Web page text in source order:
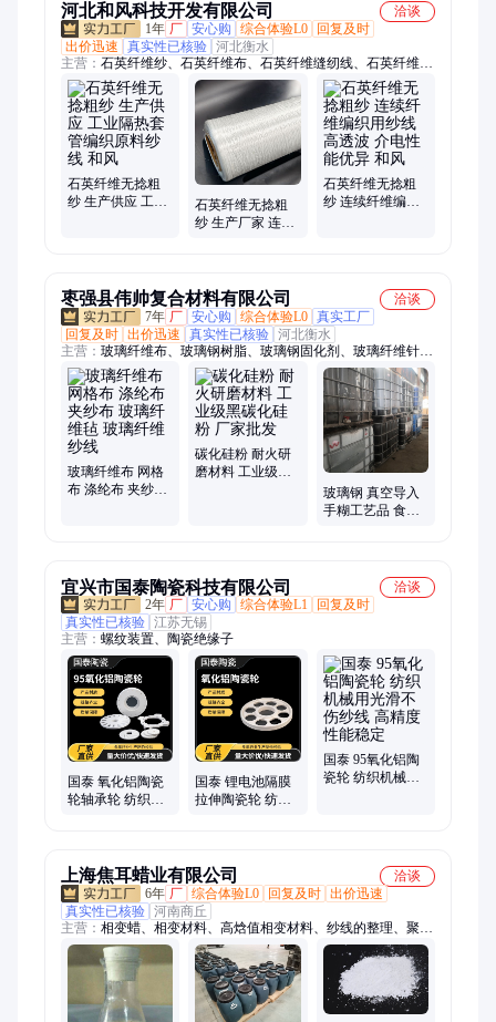
河北和风科技开发有限公司
洽谈
1年 厂 安心购 综合体验L0
回复及时
出价迅速
真实性已核验 河北衡水
主营： 石英纤维纱、石英纤维布、石英纤维缝纫线、石英纤维短
切纱、石英纤维套管、石英纤维针刺毡、石英纤维薄毡、石英纤
维棉、石英纤维带、透波材料、隐身材料
石英纤维无捻粗
纱 生产供应 工业
石英纤维无捻粗
纱 生产厂家 连续
石英纤维无捻粗
纱 连续纤维编织
枣强县伟帅复合材料有限公司
洽谈
7年 厂 安心购 综合体验L0 真实工厂
回复及时 出价迅速 真实性已核验 河北衡水
主营： 玻璃纤维布、玻璃钢树脂、玻璃钢固化剂、玻璃纤维针织
毡、玻璃纤维纱线、玻璃钢胶衣、玻璃钢色浆、玻璃纤维短切
毡、玻璃纤维表面毡、防腐涤纶布、聚酯表面毡、乙烯基树脂、
环氧树脂、拉挤树脂、不饱和聚酯树脂、模压树脂、手糊树脂、
缠绕树脂、真空导入树脂、玻璃钢脱模油、过氧化甲乙酮、过氧
化苯甲酸叔丁酯、异辛酸钴、碳纤维表面毡
玻璃纤维布 网格
布 涤纶布 夹纱布
碳化硅粉 耐火研
磨材料 工业级黑
玻璃钢 真空导入
手糊工艺品 食品
宜兴市国泰陶瓷科技有限公司
洽谈
2年 厂 安心购 综合体验L1
回复及时
真实性已核验 江苏无锡
主营： 螺纹装置、陶瓷绝缘子
国泰 氧化铝陶瓷
轮轴承轮 纺织机
国泰 锂电池隔膜
拉伸陶瓷轮 纺织
国泰 95氧化铝陶
瓷轮 纺织机械用
上海焦耳蜡业有限公司
洽谈
6年 厂 综合体验L0 回复及时 出价迅速
真实性已核验 河南商丘
主营： 相变蜡、相变材料、高焓值相变材料、纱线的整理、聚乙
烯微粉、聚丙烯蜡粉、酰胺蜡粉、乳化石蜡、石蜡乳液、聚乙烯
蜡乳液、聚丙烯蜡乳液、艺术手蜡、巴西棕榈蜡乳液、费托蜡乳
液、塑料润滑剂、果冻蜡、感温蜡